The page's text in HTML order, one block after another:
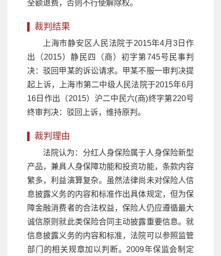
全额退费，否则不行使解除权。
裁判结果
上海市静安区人民法院于2015年4月3日作
出（2015）静民四（商）初字第745号民事判
决：驳回甲某的诉讼请求。甲某不服一审判决提
起上诉，上海市第二中级人民法院于2015年6月
16日作出（2015）沪二中民六(商)终字第220号
终审判决：驳回上诉，维持原判。
裁判理由
法院认为：分红人身保险属于人身保险新型
产品，兼具人身保障功能和投资功能，条款内容
繁多，利益演算复杂。虽然法律尚未对保险人信
息披露义务的内容和标准作出具体规定，但为保
障金融消费者的合法权益，保险人仍应遵循最大
诚信原则就此类保险合同主动披露重要信息。就
信息披露义务的内容和标准，法院可以参照监管
部门的相关规章加以判断。2009年保监会制定